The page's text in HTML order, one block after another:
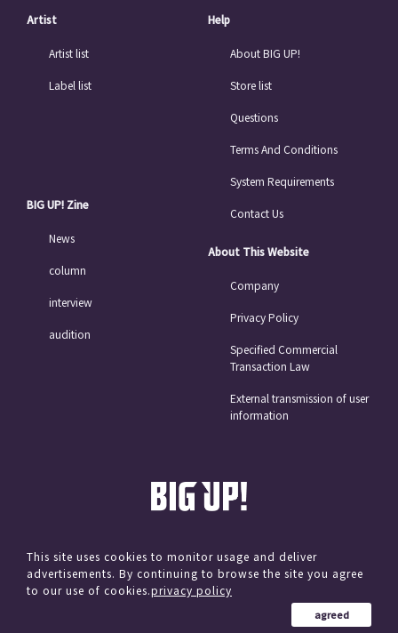
Artist
Artist list
Label list
BIG UP! Zine
News
column
interview
audition
Help
About BIG UP!
Store list
Questions
Terms And Conditions
System Requirements
Contact Us
About This Website
Company
Privacy Policy
Specified Commercial
Transaction Law
External transmission of user
information
© avex
This site uses cookies to monitor usage and deliver
advertisements. By continuing to browse the site you agree
to our use of cookies.privacy policy
agreed